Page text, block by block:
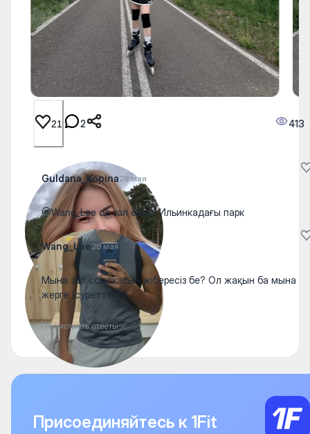
21 2 413
Guldana_Kopina28 мая
@Wang_Lee ол зал емес. Ильинкадағы парк
Wang_Lee28 мая
Мына зал ссылкасын жібересіз бе? Ол жақын ба мына
жерге (суреттегі)?
Посмотреть ответы
Присоединяйтесь к 1Fit